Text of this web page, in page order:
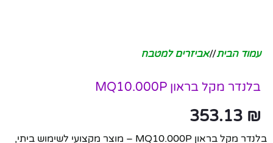
עמוד הבית/ אביזרים למטבח
בלנדר מקל בראון MQ10.000P
353.13 ₪
בלנדר מקל בראון MQ10.000P – מוצר מקצועי לשימוש ביתי,